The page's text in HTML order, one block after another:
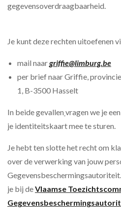
gegevensoverdraagbaarheid.
Je kunt deze rechten uitoefenen
mail naargriffie@limburg.be
per brief naar Griffie,
1, B-3500 Hasselt
In beide gevallen vragen we je
je identiteitskaart mee te sturen.
Je hebt ten slotte het recht om
over de verwerking van jouw
je bij deVlaamse